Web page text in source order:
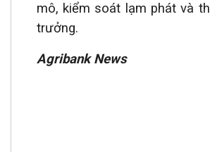
mô, kiểm soát lạm phát và
trưởng.
Agribank News